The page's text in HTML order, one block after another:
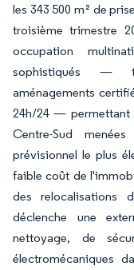
les 343 500 m² de
troisième trimestre
occupation
sophistiqués —
aménagements
24h/24 — permettant
Centre-Sud
prévisionnel le plus
faible coût de
des relocalisations
déclenche une
nettoyage, de
électromécaniques